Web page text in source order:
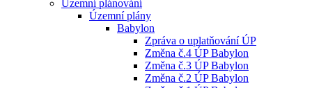
Územní plánování
Územní plány
Babylon
Zpráva o uplatňování ÚP
Změna č.4 ÚP Babylon
Změna č.3 ÚP Babylon
Změna č.2 ÚP Babylon